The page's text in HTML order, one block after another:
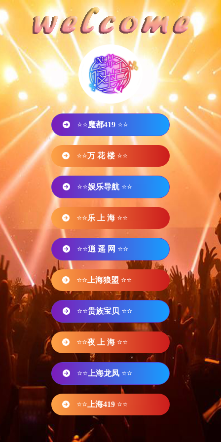
⭐⭐魔都419 ⭐⭐
⭐⭐万 花 楼 ⭐⭐
⭐⭐娱乐导航 ⭐⭐
⭐⭐乐 上 海 ⭐⭐
⭐⭐逍 遥 网 ⭐⭐
⭐⭐ 上海狼盟 ⭐⭐
⭐⭐贵族宝贝 ⭐⭐
⭐⭐夜 上 海 ⭐⭐
⭐⭐ 上海龙凤 ⭐⭐
⭐⭐ 上海419 ⭐⭐